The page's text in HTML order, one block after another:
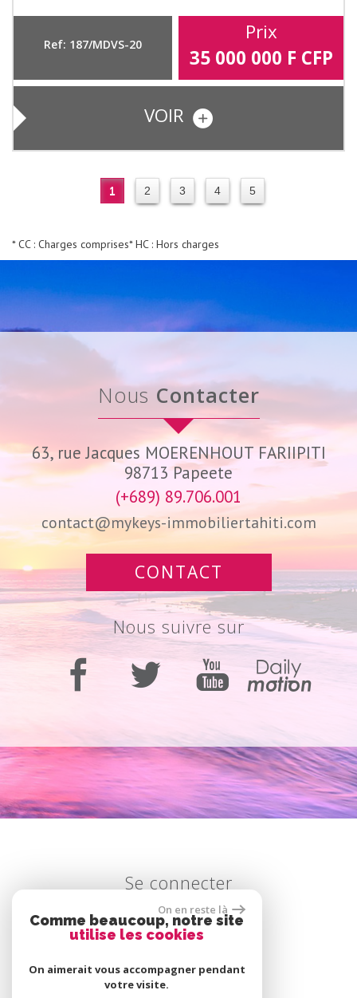
Ref: 187/MDVS-20
Prix
35 000 000 F CFP
VOIR
1 2 3 4 5
* CC : Charges comprises* HC : Hors charges
Nous Contacter
63, rue Jacques MOERENHOUT FARIIPITI
98713 Papeete
(+689) 89.706.001
contact@mykeys-immobiliertahiti.com
CONTACT
Nous suivre sur
Se connecter
Espace propriétaire
On en reste là
Comme beaucoup, notre site
utilise les cookies
On aimerait vous accompagner pendant
votre visite.